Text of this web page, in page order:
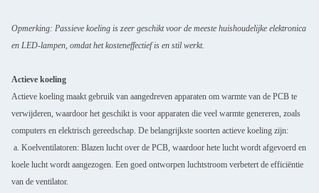
Opmerking: Passieve koeling is zeer geschikt voor de meeste huishoudelijke elektronica
en LED-lampen, omdat het kosteneffectief is en stil werkt.
Actieve koeling
Actieve koeling maakt gebruik van aangedreven apparaten om warmte van de PCB te
verwijderen, waardoor het geschikt is voor apparaten die veel warmte genereren, zoals
computers en elektrisch gereedschap. De belangrijkste soorten actieve koeling zijn:
a. Koelventilatoren: Blazen lucht over de PCB, waardoor hete lucht wordt afgevoerd en
koele lucht wordt aangezogen. Een goed ontworpen luchtstroom verbetert de efficiëntie
van de ventilator.